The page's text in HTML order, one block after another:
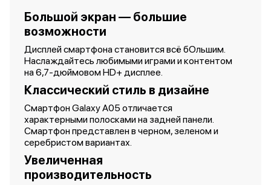
Большой экран — большие
возможности
Дисплей смартфона становится всё бОльшим.
Наслаждайтесь любимыми играми и контентом
на 6,7-дюймовом HD+ дисплее.
Классический стиль в дизайне
Смартфон Galaxy A05 отличается
характерными полосками на задней панели.
Смартфон представлен в черном, зеленом и
серебристом вариантах.
Увеличенная
производительность